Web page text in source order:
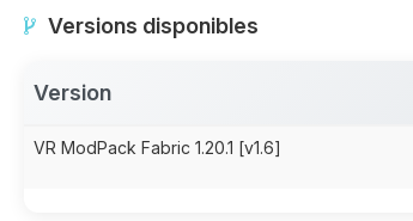
Versions disponibles
Version
VR ModPack Fabric 1.20.1 [v1.6]